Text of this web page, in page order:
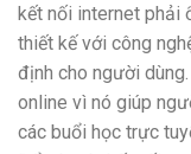
kết nối internet phải
thiết kế với công
định cho người
online vì nó giúp
các buổi học trực